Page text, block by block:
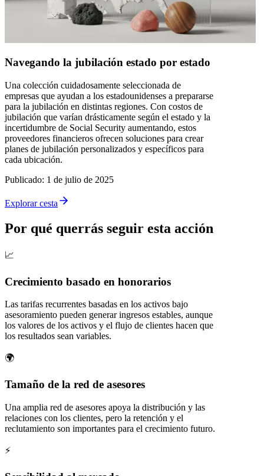
Navegando la jubilación estado por estado
Una colección cuidadosamente seleccionada de
empresas que ayudan a los estadounidenses a prepararse
para la jubilación en distintas regiones. Con costos de
jubilación que varían drásticamente según el estado y la
incertidumbre de Social Security aumentando, estos
proveedores financieros ofrecen soluciones para crear
planes de jubilación personalizados y específicos para
cada ubicación.
Publicado: 1 de julio de 2025
Explorar cesta
Por qué querrás seguir esta acción
📈
Crecimiento basado en honorarios
Las tarifas recurrentes basadas en los activos bajo
asesoramiento pueden generar ingresos estables, aunque
los valores de los activos y el flujo de clientes hacen que
los resultados sean variables.
🌍
Tamaño de la red de asesores
Una amplia red de asesores apoya la distribución y las
relaciones con los clientes, pero la retención y el
reclutamiento son importantes para el crecimiento futuro.
⚡